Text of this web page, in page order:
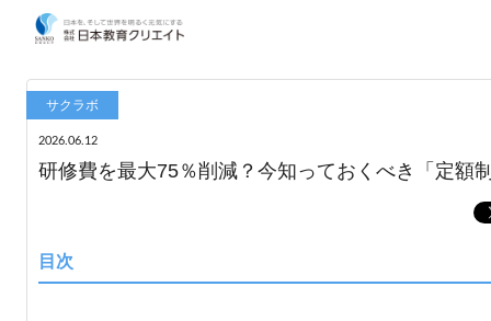
サクラボ
2026.06.12
研修費を最大75％削減？今知っておくべき「定額
目次